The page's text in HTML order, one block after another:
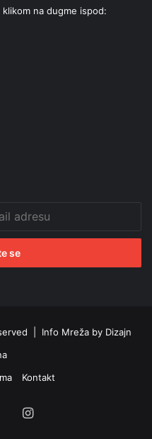
na dugme ispod:
| Info Mreža by Dizajn
Kontakt
Instagram